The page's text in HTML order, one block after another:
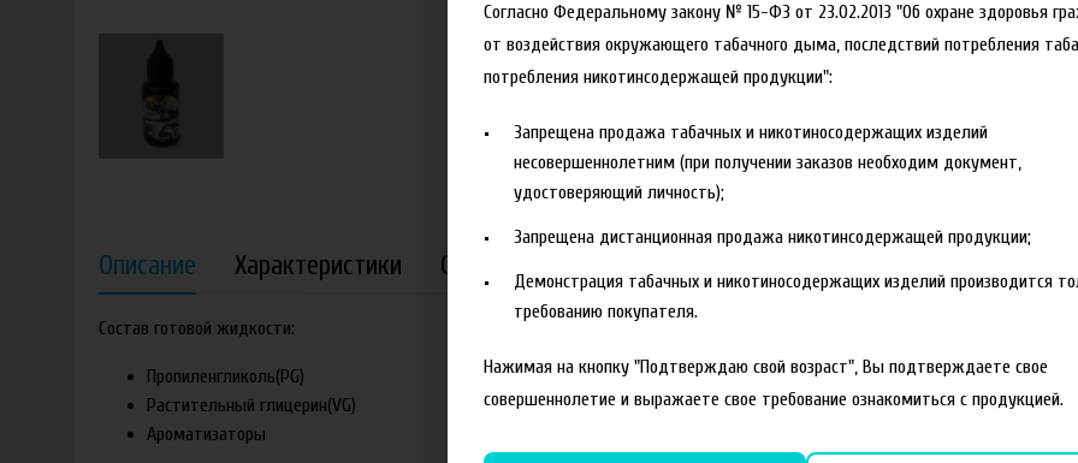
Описание Характеристики Отзывы
Состав готовой жидкости:
Пропиленгликоль(PG)
Растительный глицерин(VG)
Ароматизаторы
Согласно Федеральному закону № 15-ФЗ от 23.02.2013 "Об охране здоровья
от воздействия окружающего табачного дыма, последствий потребления
потребления никотинсодержащей продукции":
Запрещена продажа табачных и никотиносодержащих изделий
несовершеннолетним (при получении заказов необходим документ,
удостоверяющий личность);
Запрещена дистанционная продажа никотинсодержащей продукции;
Демонстрация табачных и никотиносодержащих изделий производится
требованию покупателя.
Нажимая на кнопку "Подтверждаю свой возраст", Вы подтверждаете свое
совершеннолетие и выражаете свое требование ознакомиться с продукцией.